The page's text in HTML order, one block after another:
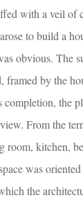
with a veil of
to build a
obvious. The
framed by the
the
From the
room, kitchen,
was
the